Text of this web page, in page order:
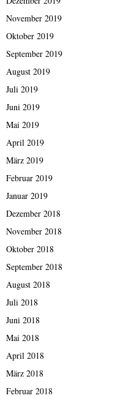
November 2019
Oktober 2019
September 2019
August 2019
Juli 2019
Juni 2019
Mai 2019
April 2019
März 2019
Februar 2019
Januar 2019
Dezember 2018
November 2018
Oktober 2018
September 2018
August 2018
Juli 2018
Juni 2018
Mai 2018
April 2018
März 2018
Februar 2018